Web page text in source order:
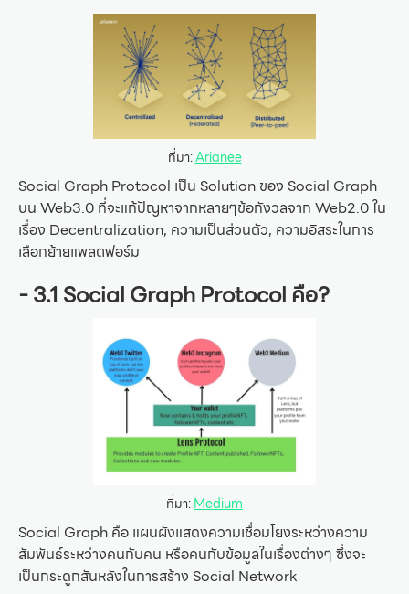
ที่มา:Arianee
Social Graph Protocol เป็น Solution ของ Social Graph
บน Web3.0 ที่จะแก้ปัญหาจากหลายๆข้อกังวลจาก Web2.0 ใน
เรื่อง Decentralization, ความเป็นส่วนตัว, ความอิสระในการ
เลือกย้ายแพลตฟอร์ม
- 3.1 Social Graph Protocol คือ?
ที่มา:Medium
Social Graph คือ แผนผังแสดงความเชื่อมโยงระหว่างความ
สัมพันธ์ระหว่างคนกับคน หรือคนกับข้อมูลในเรื่องต่างๆ ซึ่งจะ
เป็นกระดูกสันหลังในการสร้าง Social Network